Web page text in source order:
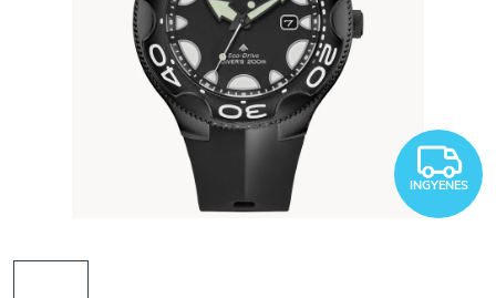
INGYENES